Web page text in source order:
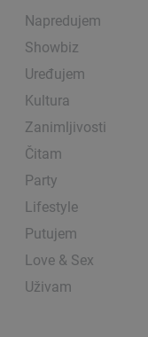
Napredujem
Showbiz
Uređujem
Kultura
Zanimljivosti
Čitam
Party
Lifestyle
Putujem
Love & Sex
Uživam